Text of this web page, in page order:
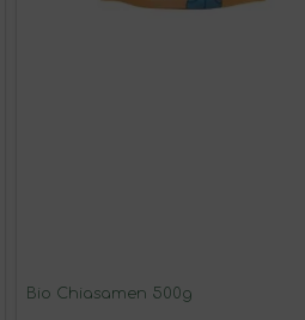
Bio Chiasamen 500g